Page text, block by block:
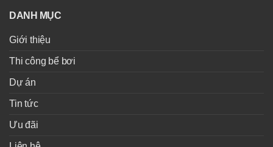
DANH MỤC
Giới thiệu
Thi công bể bơi
Dự án
Tin tức
Ưu đãi